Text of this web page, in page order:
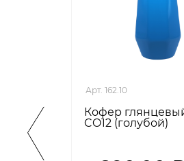
Арт. 162.10
Кофер
CO12 (голубой)